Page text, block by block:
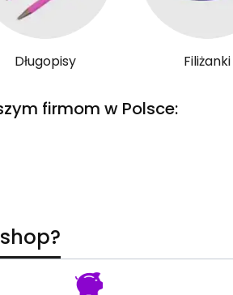
Długopisy Filiżanki
firmom w Polsce: